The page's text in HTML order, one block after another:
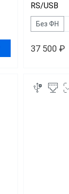
RS/USB
Без ФН
37 500 ₽